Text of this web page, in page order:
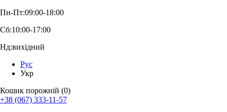
Пн-Пт:09:00-18:00
Сб:10:00-17:00
Нд:вихідний
Рус
Укр
Кошик порожній (0)
+38 (067) 333-11-57